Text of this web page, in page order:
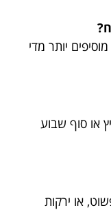
יותר מדי
או סוף שבוע
או ירקות